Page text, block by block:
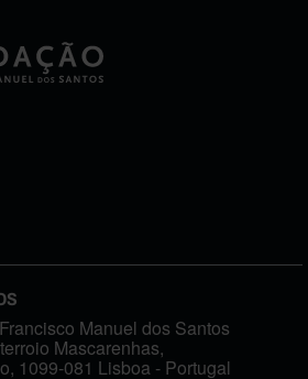
Manuel dos Santos
Mascarenhas,
1099-081 Lisboa - Portugal